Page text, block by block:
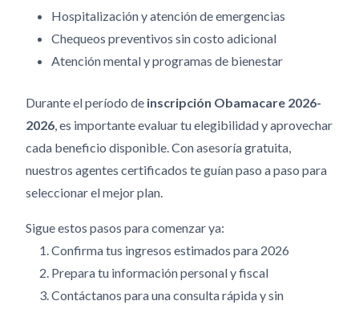
Hospitalización y atención de emergencias
Chequeos preventivos sin costo adicional
Atención mental y programas de bienestar
Durante el período de inscripción Obamacare 2026-
2026, es importante evaluar tu elegibilidad y aprovechar
cada beneficio disponible. Con asesoría gratuita,
nuestros agentes certificados te guían paso a paso para
seleccionar el mejor plan.
Sigue estos pasos para comenzar ya:
Confirma tus ingresos estimados para 2026
Prepara tu información personal y fiscal
Contáctanos para una consulta rápida y sin